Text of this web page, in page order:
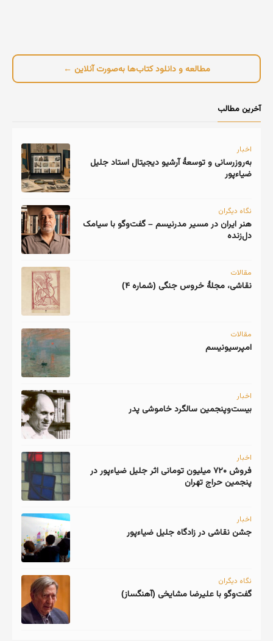
مطالعه و دانلود کتاب‌ها به‌صورت آنلاین ←
آخرین مطالب
اخبار
به‌روزرسانی و توسعهٔ آرشیو دیجیتال استاد جلیل
ضیاءپور
نگاه دیگران
هنر ایران در مسیر مدرنیسم – گفت‌وگو با سیامک
دل‌زنده
مقالات
نقاشی، مجلهٔ خروس جنگی (شماره ۴)
مقالات
امپرسیونیسم
اخبار
اخبار
فروش ۷۲۰ میلیون تومانی اثر جلیل ضیاءپور در
پنجمین حراج تهران
اخبار
جشن نقاشی در زادگاه جلیل ضیاءپور
نگاه دیگران
گفت‌وگو با علیرضا مشایخی (آهنگساز)